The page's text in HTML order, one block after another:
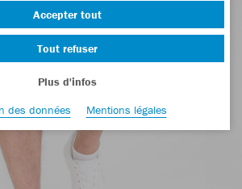
Accepter tout
Tout refuser
Plus d'infos
des données
Mentions légales